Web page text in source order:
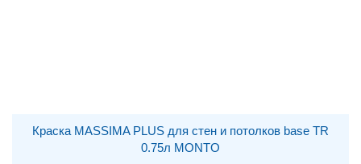
Краска MASSIMA PLUS для стен и потолков base TR
0.75л MONTO